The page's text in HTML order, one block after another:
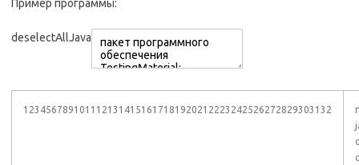
Пример программы:
deselectAllJava
1234567891011121314151617181920212223242526272829303132